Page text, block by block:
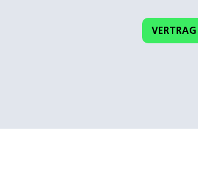
VERTRAG